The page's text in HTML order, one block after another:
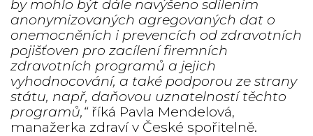
by mohlo být dále navýšeno sdílením
anonymizovaných agregovaných dat o
onemocněních i prevencích od zdravotních
pojišťoven pro zacílení firemních
zdravotních programů a jejich
vyhodnocování, a také podporou ze strany
státu, např, daňovou uznatelností těchto
programů,“ říká Pavla Mendelová,
manažerka zdraví v České spořitelně.